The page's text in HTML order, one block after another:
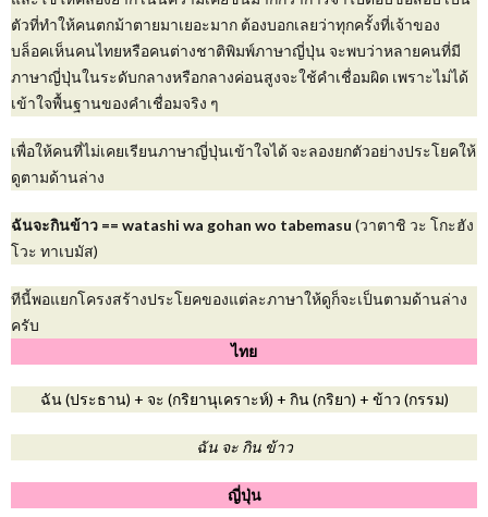
ตัวที่ทำให้คนตกม้าตายมาเยอะมาก ต้องบอกเลยว่าทุกครั้งที่เจ้าของ
บล็อคเห็นคนไทยหรือคนต่างชาติพิมพ์ภาษาญี่ปุ่น จะพบว่าหลายคนที่มี
ภาษาญี่ปุ่นในระดับกลางหรือกลางค่อนสูงจะใช้คำเชื่อมผิด เพราะไม่ได้
เข้าใจพื้นฐานของคำเชื่อมจริง ๆ
เพื่อให้คนที่ไม่เคยเรียนภาษาญี่ปุ่นเข้าใจได้ จะลองยกตัวอย่างประโยคให้
ดูตามด้านล่าง
ฉันจะกินข้าว == watashi wa gohan wo tabemasu (วาตาชิ วะ โกะฮัง
โวะ ทาเบมัส)
ทีนี้พอแยกโครงสร้างประโยคของแต่ละภาษาให้ดูก็จะเป็นตามด้านล่าง
ครับ
ไทย
ฉัน (ประธาน) + จะ (กริยานุเคราะห์) + กิน (กริยา) + ข้าว (กรรม)
ฉัน จะ กิน ข้าว
ญี่ปุ่น